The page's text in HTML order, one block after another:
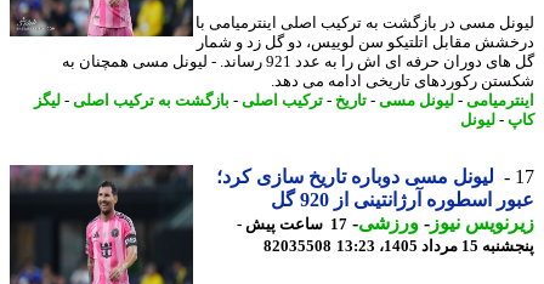
مسی در بازگشت به ترکیب اصلی اینترمیامی با
مقابل اتلتیکو سن لوییس، دو گل زد و شمار
گل های دوران حرفه ای اش را به عدد 921 رساند. - لیونل مسی همچنان به
رکوردهای تاریخی ادامه می دهد.
-لیونل مسی-تاریخ- ترکیب اصلی-بازگشت به ترکیب اصلی-لیگز
-لیونل
لیونل مسی دوباره تاریخ سازی کرد؛
اسطوره آرژانتینی از 920 گل
نیوز-ورزشی-
17 ساعت پیش -
1405، 13:23
82035508